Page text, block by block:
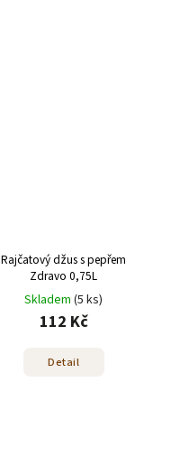
Rajčatový džus s pepřem
Zdravo 0,75L
Skladem (5 ks)
112 Kč
Detail